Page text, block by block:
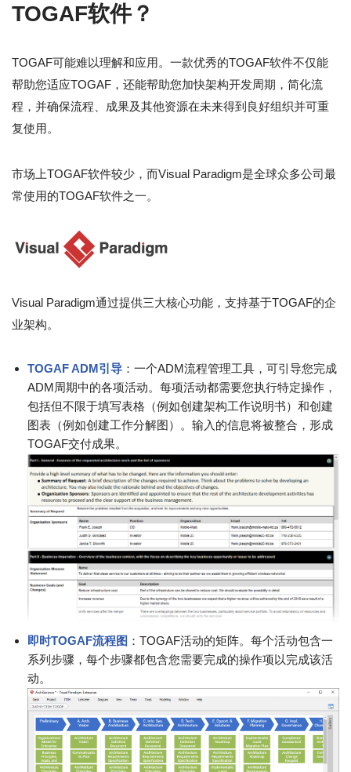
TOGAF软件？
TOGAF可能难以理解和应用。一款优秀的TOGAF软件不仅能
帮助您适应TOGAF，还能帮助您加快架构开发周期，简化流
程，并确保流程、成果及其他资源在未来得到良好组织并可重
复使用。
市场上TOGAF软件较少，而Visual Paradigm是全球众多公司最
常使用的TOGAF软件之一。
Visual Paradigm通过提供三大核心功能，支持基于TOGAF的企
业架构。
TOGAF ADM引导 ：一个ADM流程管理工具，可引导您完成
ADM周期中的各项活动。每项活动都需要您执行特定操作，
包括但不限于填写表格（例如创建架构工作说明书）和创建
图表（例如创建工作分解图）。输入的信息将被整合，形成
TOGAF交付成果。
即时TOGAF流程图 ：TOGAF活动的矩阵。每个活动包含一
系列步骤，每个步骤都包含您需要完成的操作项以完成该活
动。